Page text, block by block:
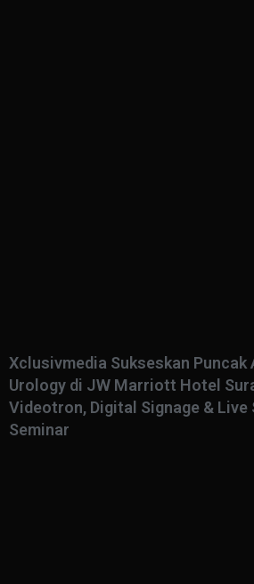
Xclusivmedia Sukseskan Puncak
Urology di JW Marriott Hotel
Videotron, Digital Signage & Live
Seminar